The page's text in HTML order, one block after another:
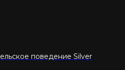
поведение Silver